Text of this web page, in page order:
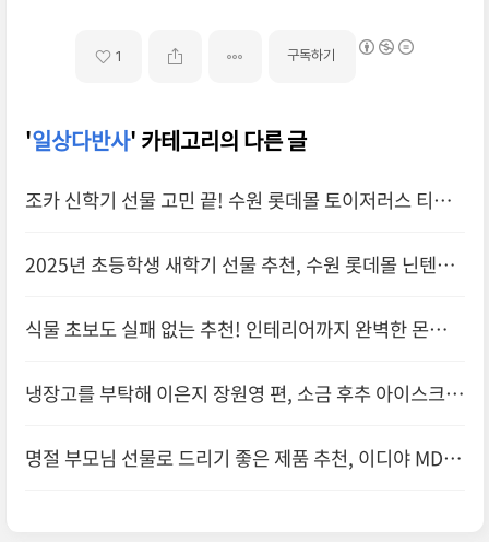
1 구독하기
'일상다반사' 카테고리의 다른 글
조카 신학기 선물 고민 끝! 수원 롯데몰 토이저러스 티니
2025년 초등학생 새학기 선물 추천, 수원 롯데몰 닌텐도
식물 초보도 실패 없는 추천! 인테리어까지 완벽한 몬스테
냉장고를 부탁해 이은지 장원영 편, 소금 후추 아이스크림
명절 부모님 선물로 드리기 좋은 제품 추천, 이디야 MD 선